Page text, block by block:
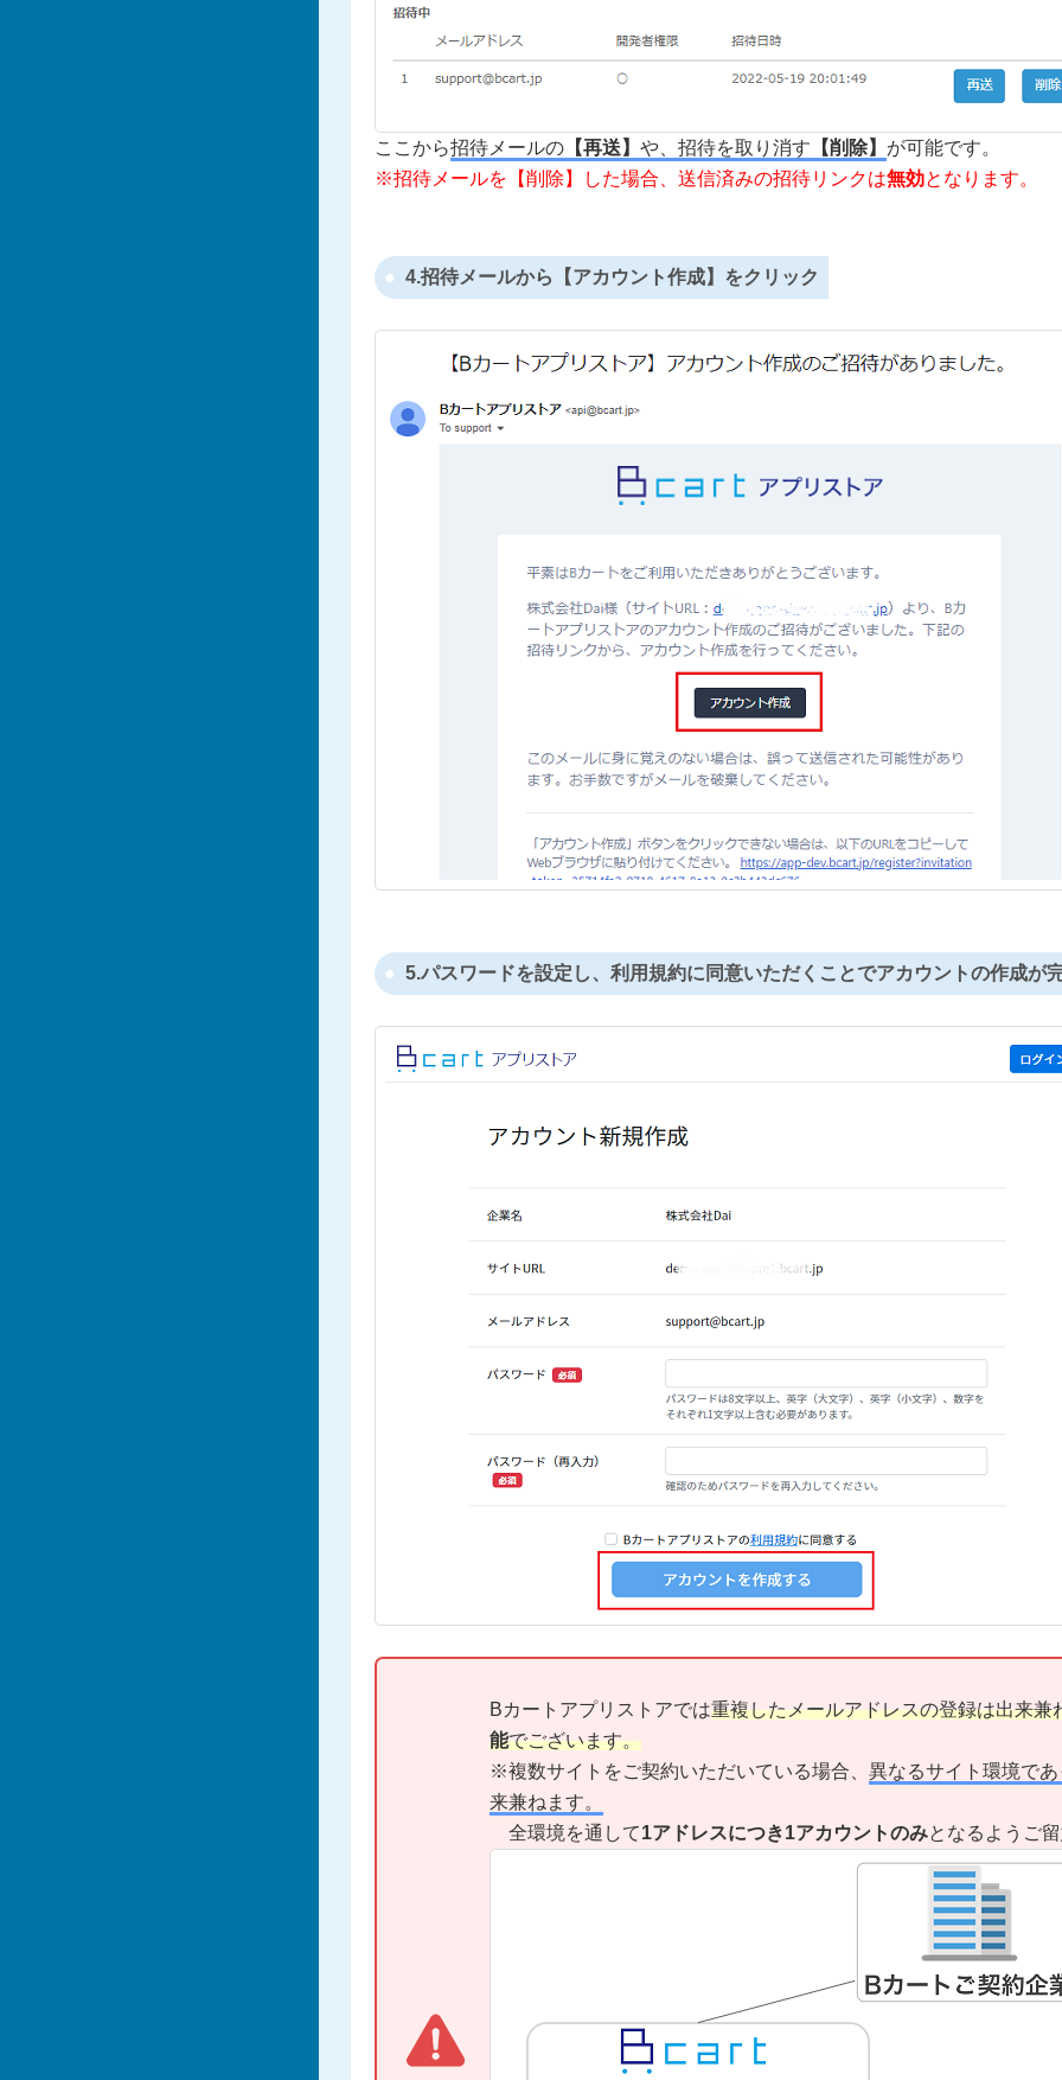
ここから招待メールの 【再送】や、招待を取り消す 【削除】 が可能です。
※招待メールを【削除】した場合、送信済みの招待リンクは無効となります。
4.招待メールから【アカウント作成】をクリック
5.パスワードを設定し、利用規約に同意いただくことでアカウントの作成が
Bカートアプリストアでは重複したメールアドレスの登録は出来兼
能でございます。
※複数サイトをご契約いただいている場合、異なるサイト環境で
来兼ねます。
全環境を通して1アドレスにつき1アカウントのみとなるようご